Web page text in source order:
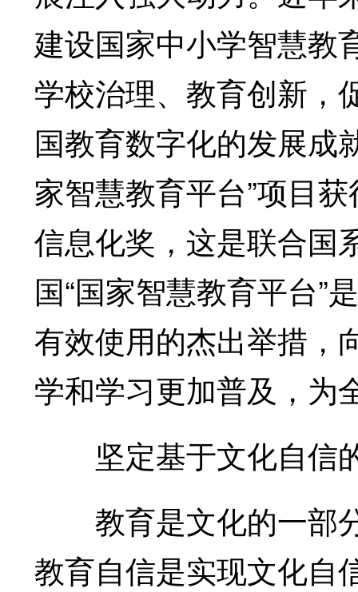
建设国家中小学智慧教
学校治理、教育创新，
国教育数字化的发展成
家智慧教育平台”项目
信息化奖，这是联合国
国“国家智慧教育平台”
有效使用的杰出举措，
学和学习更加普及，为
坚定基于文化自信
教育是文化的一部
教育自信是实现文化自